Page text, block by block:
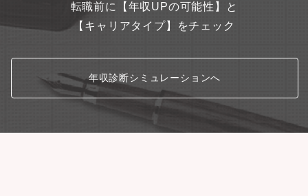
転職前に【年収UPの可能性】と
【キャリアタイプ】をチェック
年収診断シミュレーションへ